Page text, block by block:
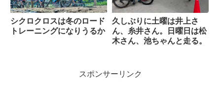
シクロクロスは冬のロード
トレーニングになりうるか
久しぶりに土曜は井上さ
ん、糸井さん。日曜日は松
木さん、池ちゃんと走る。
スポンサーリンク